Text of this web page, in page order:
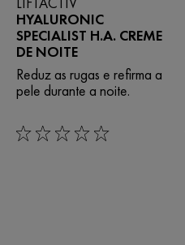
HYALURONIC
SPECIALIST H.A. CREME
DE NOITE
Reduz as rugas e refirma a
pele durante a noite.
0/5